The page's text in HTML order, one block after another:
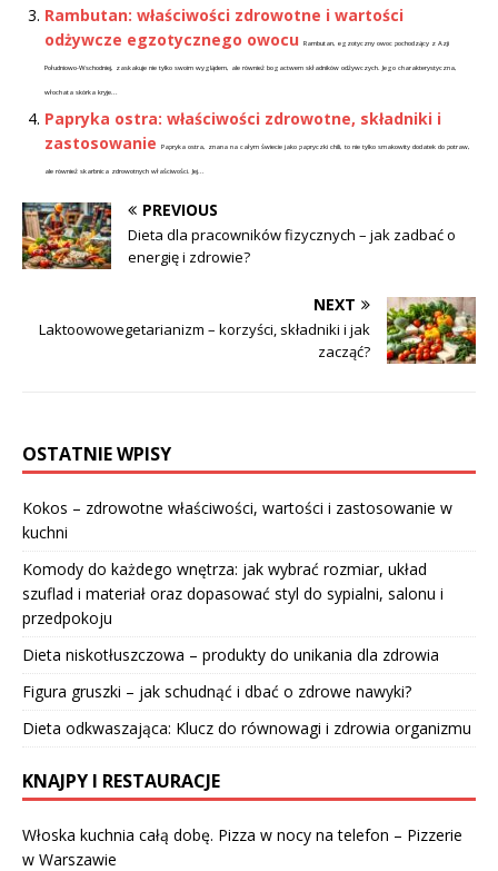
Rambutan: właściwości zdrowotne i wartości
odżywcze egzotycznego owocu
Rambutan, egzotyczny owoc pochodzący z Azji
Południowo-Wschodniej, zaskakuje nie tylko swoim wyglądem, ale również bogactwem składników odżywczych. Jego charakterystyczna,
włochata skórka kryje...
Papryka ostra: właściwości zdrowotne, składniki i
zastosowanie
Papryka ostra, znana na całym świecie jako papryczki chili, to nie tylko smakowity dodatek do potraw,
ale również skarbnica zdrowotnych właściwości. Jej...
PREVIOUS
Dieta dla pracowników fizycznych – jak zadbać o
energię i zdrowie?
NEXT
Laktoowowegetarianizm – korzyści, składniki i jak
zacząć?
OSTATNIE WPISY
Kokos – zdrowotne właściwości, wartości i zastosowanie w
kuchni
Komody do każdego wnętrza: jak wybrać rozmiar, układ
szuflad i materiał oraz dopasować styl do sypialni, salonu i
przedpokoju
Dieta niskotłuszczowa – produkty do unikania dla zdrowia
Figura gruszki – jak schudnąć i dbać o zdrowe nawyki?
Dieta odkwaszająca: Klucz do równowagi i zdrowia organizmu
KNAJPY I RESTAURACJE
Włoska kuchnia całą dobę. Pizza w nocy na telefon – Pizzerie
w Warszawie